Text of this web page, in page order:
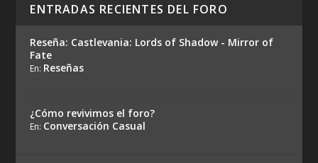
ENTRADAS RECIENTES DEL FORO
Reseña: Castlevania: Lords of Shadow - Mirror of
Fate
En: Reseñas
¿Cómo revivimos el foro?
En: Conversación Casual